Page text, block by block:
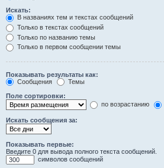
Искать:
В названиях тем и текстах сообщений
Только в текстах сообщений
Только по названию темы
Только в первом сообщении темы
Показывать результаты как:
Сообщения
Темы
Поле сортировки:
по возрастанию
Искать сообщения за:
Показывать первые:
Введите 0 для вывода полного текста сообщений.
символов сообщений